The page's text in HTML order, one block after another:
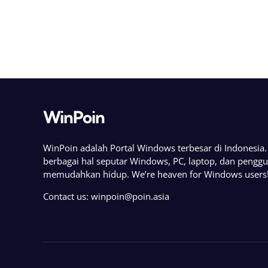
WinPoin
WinPoin adalah Portal Windows terbesar di
berbagai hal seputar Windows, PC, laptop, dan
memudahkan hidup. We’re heaven for Windows
Contact us: winpoin@poin.asia